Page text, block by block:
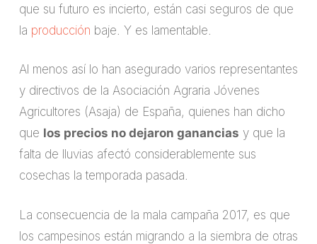
que su futuro es incierto, están casi seguros de que
la producción baje. Y es lamentable.
Al menos así lo han asegurado varios representantes
y directivos de la Asociación Agraria Jóvenes
Agricultores (Asaja) de España, quienes han dicho
que los precios no dejaron ganancias y que la
falta de lluvias afectó considerablemente sus
cosechas la temporada pasada.
La consecuencia de la mala campaña 2017, es que
los campesinos están migrando a la siembra de otras